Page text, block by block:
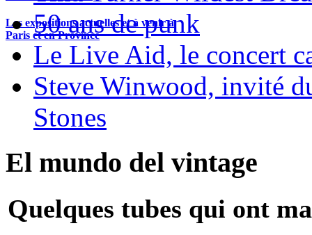
Les expositions actuelles et à venir à
Paris et en Province
50 ans de punk
Le Live Aid, le concert
Steve Winwood, invité
Stones
El mundo del vintage
Quelques tubes qui ont